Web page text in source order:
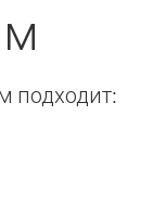
подходит: